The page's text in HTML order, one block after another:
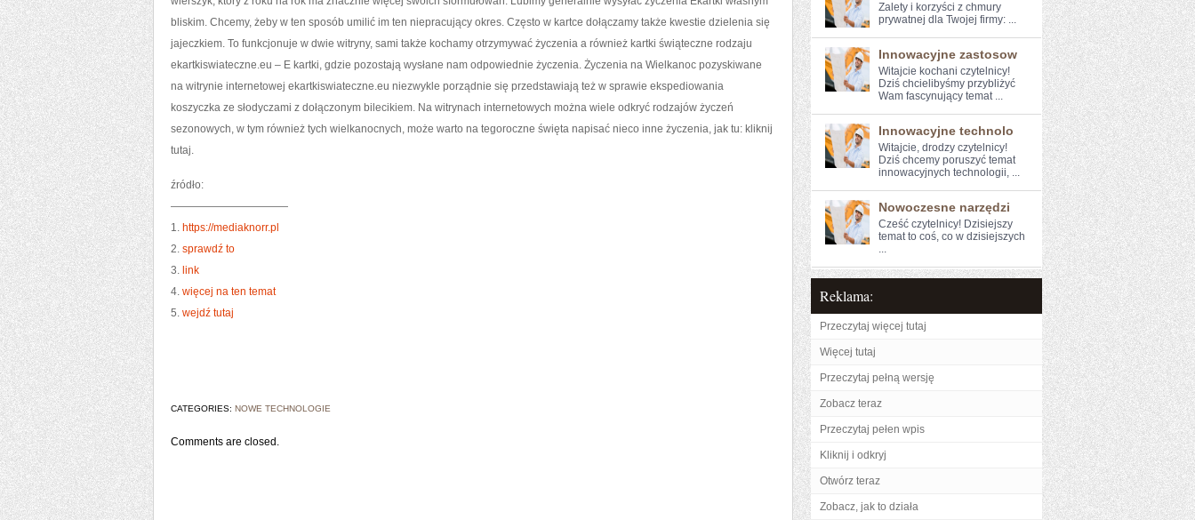
bliskim. Chcemy, żeby w ten sposób umilić im ten niepracujący okres. Często w kartce dołączamy także kwestie dzielenia się
jajeczkiem. To funkcjonuje w dwie witryny, sami także kochamy otrzymywać życzenia a również kartki świąteczne rodzaju
ekartkiswiateczne.eu – E kartki, gdzie pozostają wysłane nam odpowiednie życzenia. Życzenia na Wielkanoc pozyskiwane
na witrynie internetowej ekartkiswiateczne.eu niezwykle porządnie się przedstawiają też w sprawie ekspediowania
koszyczka ze słodyczami z dołączonym bilecikiem. Na witrynach internetowych można wiele odkryć rodzajów życzeń
sezonowych, w tym również tych wielkanocnych, może warto na tegoroczne święta napisać nieco inne życzenia, jak tu: kliknij
tutaj.
źródło:
———————————
1. https://mediaknorr.pl
2. sprawdź to
3. link
4. więcej na ten temat
5. wejdź tutaj
CATEGORIES: NOWE TECHNOLOGIE
Comments are closed.
Zalety i‌ korzyści z chmury
prywatnej dla Twojej firmy: ...
Innowacyjne zastosow
Witajcie kochani czytelnicy!
Dziś chcielibyśmy przybliżyć
Wam fascynujący temat ...
Innowacyjne technolo
Witajcie, drodzy⁢ czytelnicy! ​
Dziś⁤ chcemy ⁤poruszyć temat
innowacyjnych technologii, ...
Nowoczesne narzędzi
Cześć czytelnicy! Dzisiejszy
⁤temat to coś, co w ‌dzisiejszych
...
Reklama:
Przeczytaj więcej tutaj
Więcej tutaj
Przeczytaj pełną wersję
Zobacz teraz
Przeczytaj pełen wpis
Kliknij i odkryj
Otwórz teraz
Zobacz, jak to działa